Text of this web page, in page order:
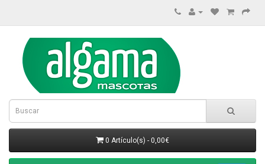
0 Artículo(s) - 0,00€